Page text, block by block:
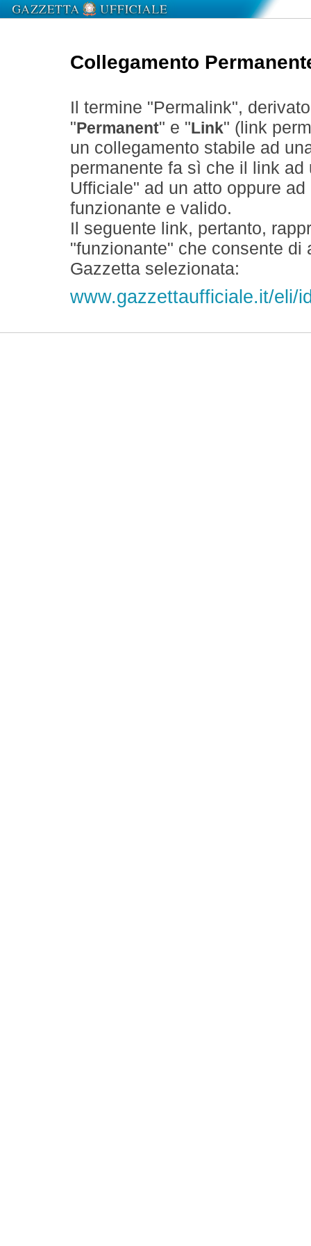
Collegamento
Il termine "Permalink",
" Permanent" e " Link" (link
un collegamento stabile ad
permanente fa sì che il link
Ufficiale" ad un atto oppure
funzionante e valido.
Il seguente link, pertanto,
"funzionante" che consente
Gazzetta selezionata:
www.gazzettaufficiale.it/eli/